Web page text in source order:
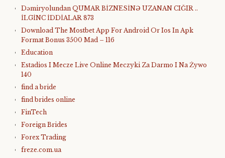
Dəmiryolundan QUMAR BİZNESİNƏ UZANAN CIĞIR ..
İLGİNC İDDİALAR 873
Download The Mostbet App For Android Or Ios In Apk
Format Bonus 3500 Mad – 116
Education
Estadios I Mecze Live Online Meczyki Za Darmo I Na Żywo
140
find a bride
find brides online
FinTech
Foreign Brides
Forex Trading
freze.com.ua